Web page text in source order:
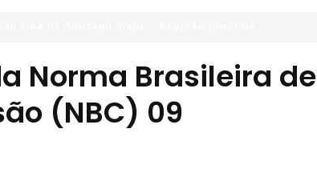
Norma Brasileira de
(NBC) 09